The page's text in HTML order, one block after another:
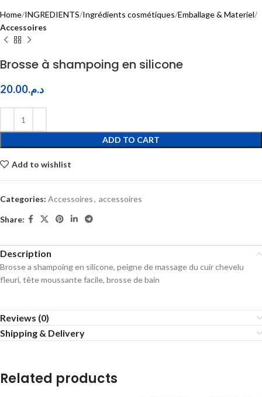
Home INGREDIENTS Ingrédients cosmétiques Emballage & Materiel
Accessoires
Brosse à shampoing en silicone
د.م.20.00
ADD TO CART
Add to wishlist
Categories: Accessoires, accessoires
Share:
Description
Brosse a shampoing en silicone, peigne de massage du cuir chevelu
fleuri, tête moussante facile, brosse de bain
Reviews (0)
Shipping & Delivery
Related products